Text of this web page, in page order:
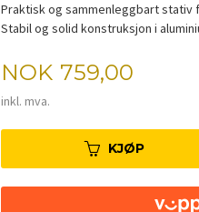
Praktisk og sammenleggbart stativ
Stabil og solid konstruksjon i
Pris
NOK 759,00
inkl. mva.
KJØP